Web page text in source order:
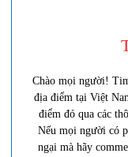
Chào mọi người!
địa điểm tại Việt
điểm đó qua các
Nếu mọi người có
ngại mà hãy